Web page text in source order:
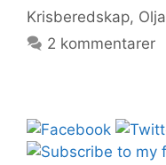
Krisberedskap, Olja
2 kommentarer